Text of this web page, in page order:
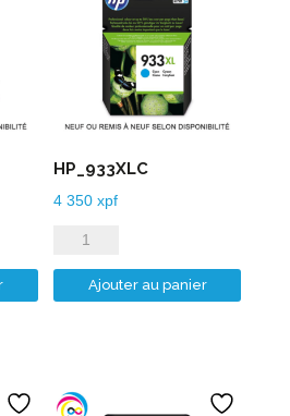
HP_933XLC
4 350xpf
quantité
de
HP_933XLC
Ajouter au panier